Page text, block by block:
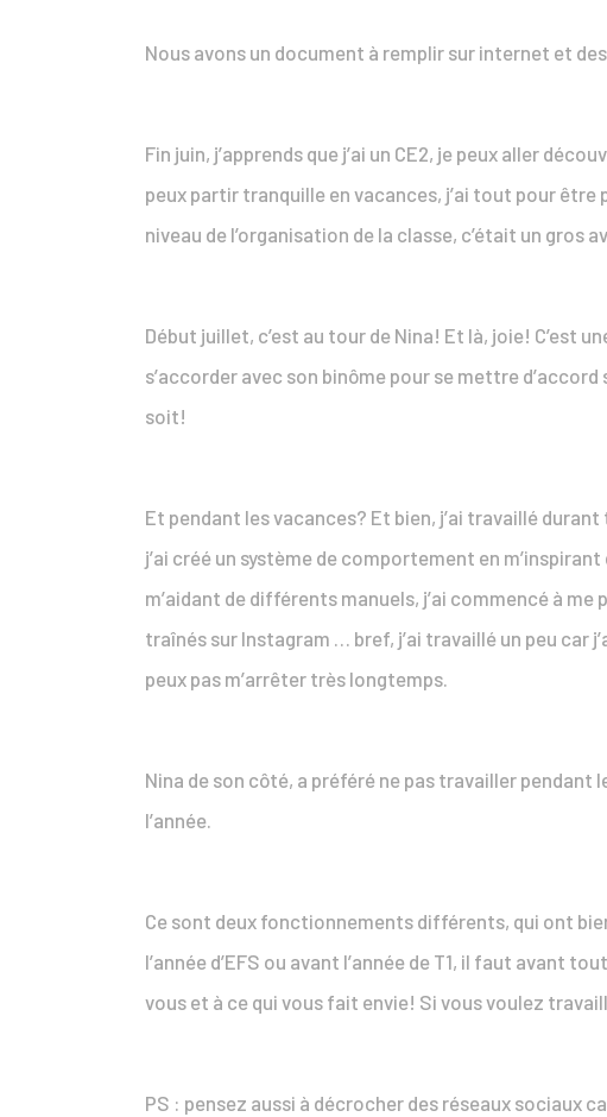
Nous avons un document à remplir sur internet et
Fin juin, j’apprends que j’ai un CE2, je peux aller
peux partir tranquille en vacances, j’ai tout pour
niveau de l’organisation de la classe, c’était un gros
Début juillet, c’est au tour de Nina! Et là, joie! C’est
s’accorder avec son binôme pour se mettre
soit!
Et pendant les vacances? Et bien, j’ai travaillé
j’ai créé un système de comportement en
m’aidant de différents manuels, j’ai commencé à
traînés sur Instagram … bref, j’ai travaillé un peu car
peux pas m’arrêter très longtemps.
Nina de son côté, a préféré ne pas travailler pendant
l’année.
Ce sont deux fonctionnements différents, qui ont
l’année d’EFS ou avant l’année de T1, il faut avant
vous et à ce qui vous fait envie! Si vous voulez
PS : pensez aussi à décrocher des réseaux sociaux